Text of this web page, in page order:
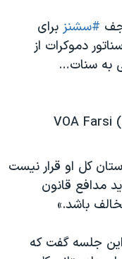
جف #سشنز برای
دموکرات از
به سنات…
کل او قرار نیست
مدافع قانون
باشد.»
این جلسه گفت که